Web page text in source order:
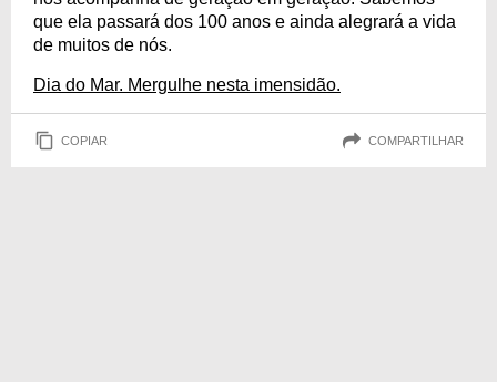
que ela passará dos 100 anos e ainda alegrará a vida
de muitos de nós.
Dia do Mar. Mergulhe nesta imensidão.
COPIAR COMPARTILHAR